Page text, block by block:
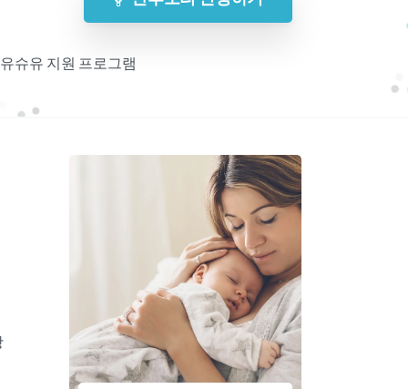
슈유 지원 프로그램